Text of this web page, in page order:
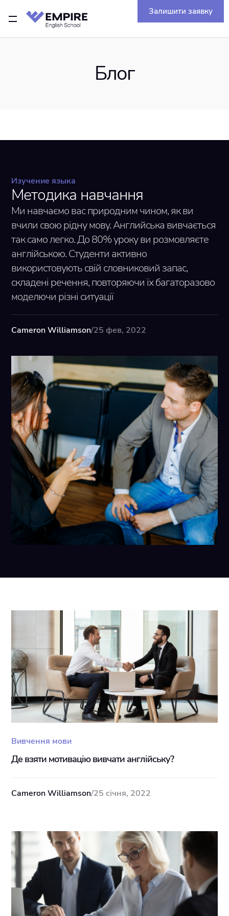
Залишити заявку
Блог
Изучение языка
Методика навчання
Ми навчаємо вас природним чином, як ви
вчили свою рідну мову. Английська вивчається
так само легко. До 80% уроку ви розмовляєте
англійською. Студенти активно
використовують свій словниковий запас,
складені речення, повторяючи їх багаторазово
моделючи різні ситуації
Cameron Williamson/25 фев, 2022
Вивчення мови
Де взяти мотивацію вивчати англійську?
Cameron Williamson/25 січня, 2022